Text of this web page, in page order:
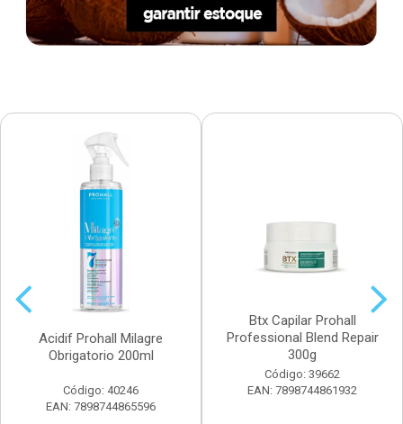
Acidif Prohall Milagre
Obrigatorio 200ml
Código: 40246
EAN: 7898744865596
Btx Capilar Prohall
Professional Blend Repair
300g
Código: 39662
EAN: 7898744861932